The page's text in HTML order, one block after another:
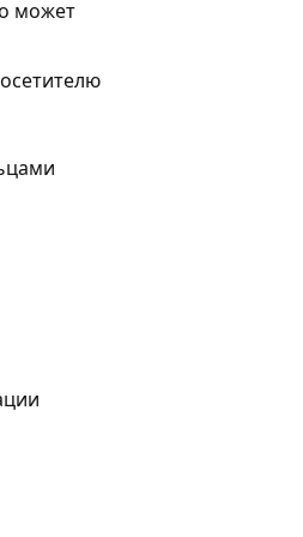
может